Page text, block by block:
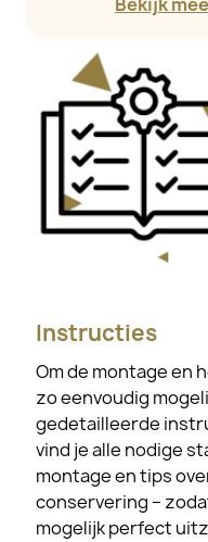
Instructies
Om de montage en
zo eenvoudig
gedetailleerde
vind je alle nodige
montage en tips
conservering –
mogelijk perfect